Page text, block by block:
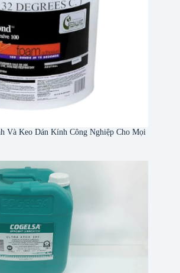
Và Keo Dán Kính Công Nghiệp Cho Mọi